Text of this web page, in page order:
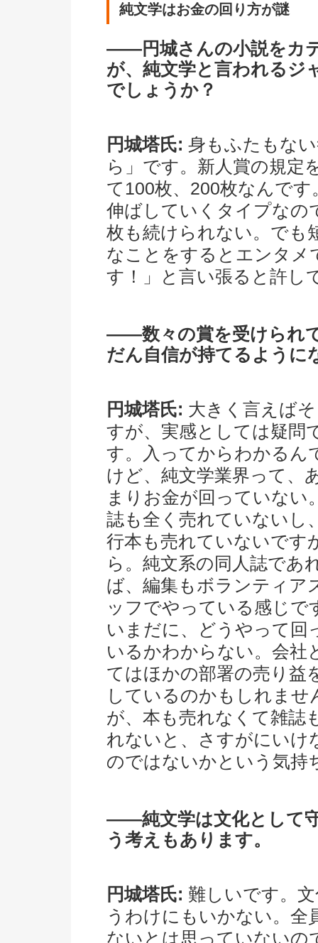
純文学はお金の回り方が謎
――円城さんの小説をカ
が、純文学と言われるジ
でしょうか？
円城塔氏: 身もふたもな
ら」です。新人賞の規定
て100枚、200枚なんで
伸ばしていくタイプなの
枚も続けられない。でも
なことをするとエンタメ
す！」と言い張ると許し
――数々の賞を受けられ
だん自信が持てるように
円城塔氏: 大きく言えば
すが、実感としては疑問
す。入ってからわかるん
けど、純文学業界って、
まりお金が回っていない
誌も全く売れていないし
行本も売れていないです
ら。純文系の同人誌であ
ば、編集もボランティア
ッフでやっている感じで
いまだに、どうやって回
いるかわからない。会社
てはほかの部署の売り益
しているのかもしれませ
が、本も売れなくて雑誌
れないと、さすがにいけ
のではないかという気持
――純文学は文化として
う考えもあります。
円城塔氏: 難しいです。
うわけにもいかない。
ないとは思っていないの